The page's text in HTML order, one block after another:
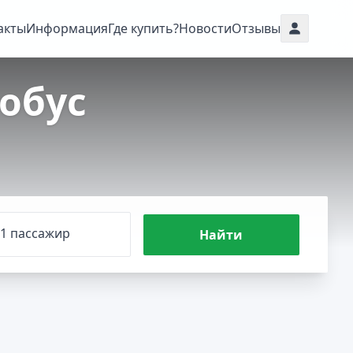
ИнформацияГде купить?НовостиОтзывы
1 пассажир Найти